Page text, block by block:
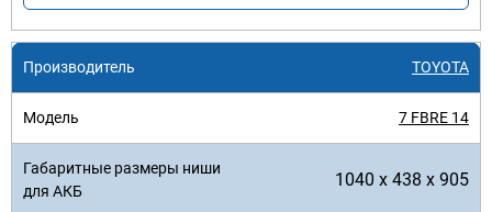
TOYOTA
7 FBRE 14
1040 x 438 x 905